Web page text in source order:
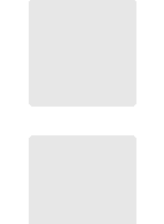
ID